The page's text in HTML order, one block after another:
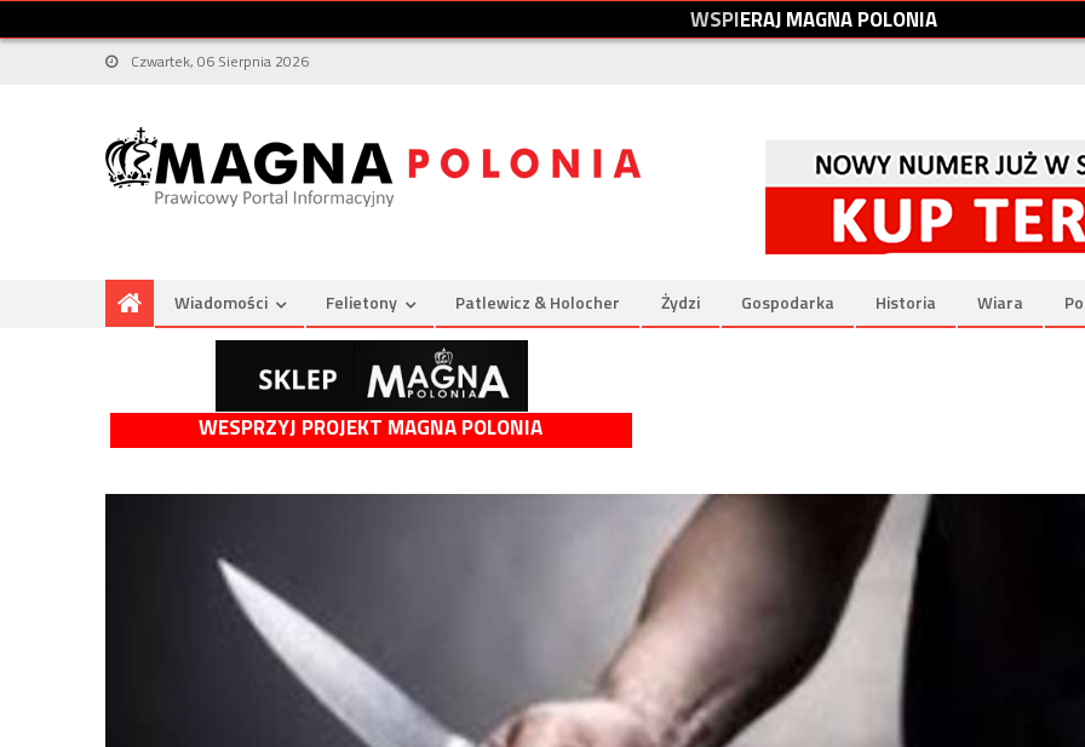
WSPIERAJMAGNAPOLONIA
Czwartek, 06 Sierpnia 2026
Wiadomości Felietony Patlewicz & Holocher Żydzi Gospodarka Historia Wiara
WESPRZYJ PROJEKT MAGNA POLONIA